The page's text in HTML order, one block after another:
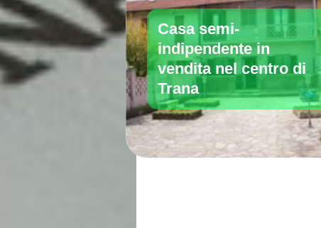
Casa semi-
indipendente in
vendita nel centro di
Trana